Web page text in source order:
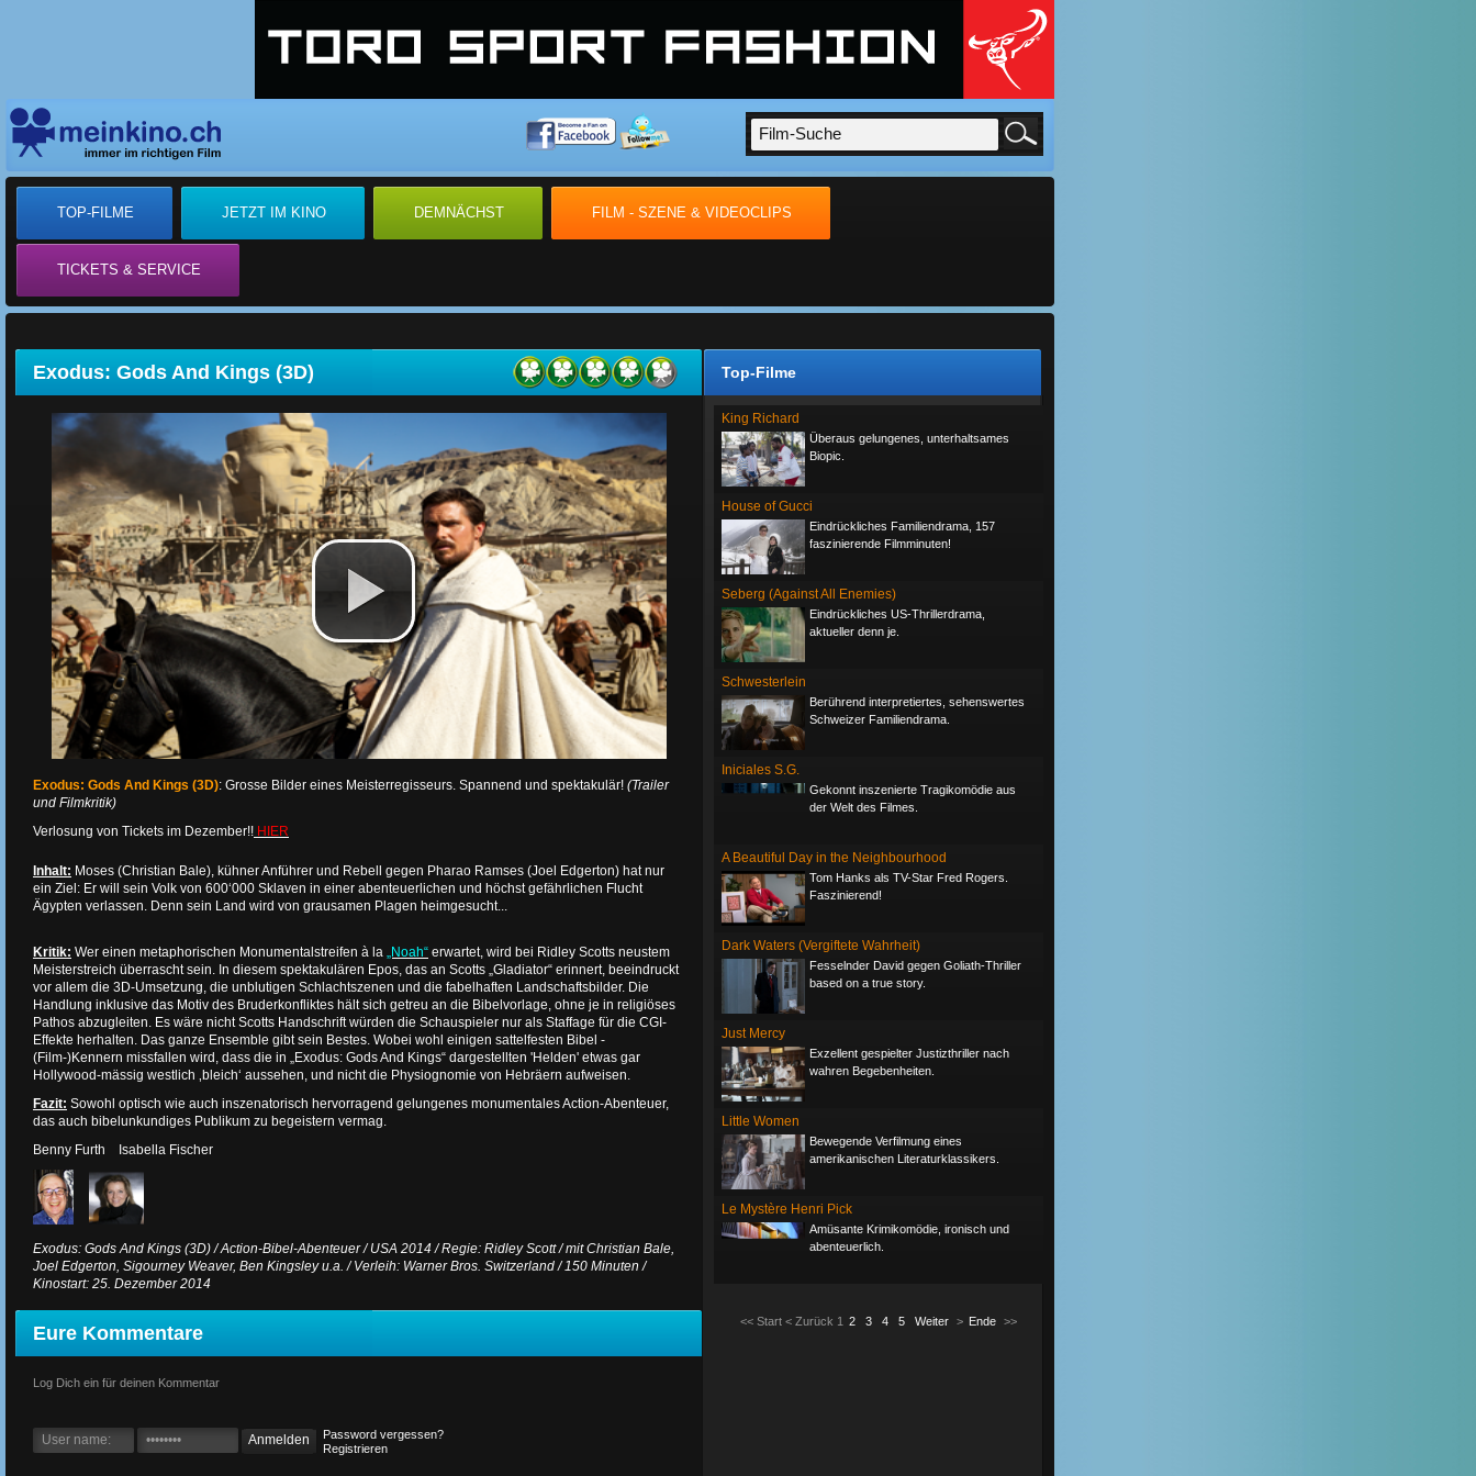
TOP-FILME JETZT IM KINO DEMNÄCHST FILM - SZENE & VIDEOCLIPS
TICKETS & SERVICE
Top-Filme
King Richard
Überaus gelungenes, unterhaltsames
Biopic.
House of Gucci
Eindrückliches Familiendrama, 157
faszinierende Filmminuten!
Seberg (Against All Enemies)
Eindrückliches US-Thrillerdrama,
aktueller denn je.
Schwesterlein
Berührend interpretiertes, sehenswertes
Schweizer Familiendrama.
Iniciales S.G.
Gekonnt inszenierte Tragikomödie aus
der Welt des Filmes.
A Beautiful Day in the Neighbourhood
Tom Hanks als TV-Star Fred Rogers.
Faszinierend!
Dark Waters (Vergiftete Wahrheit)
Fesselnder David gegen Goliath-Thriller
based on a true story.
Just Mercy
Exzellent gespielter Justizthriller nach
wahren Begebenheiten.
Little Women
Bewegende Verfilmung eines
amerikanischen Literaturklassikers.
Le Mystère Henri Pick
Amüsante Krimikomödie, ironisch und
abenteuerlich.
<< Start < Zurück 1 2 3 4 5 Weiter > Ende >>
Exodus: Gods And Kings (3D)
Exodus: Gods And Kings (3D): Grosse Bilder eines Meisterregisseurs. Spannend und spektakulär! (Trailer
und Filmkritik)
Verlosung von Tickets im Dezember!! HIER
Inhalt: Moses (Christian Bale), kühner Anführer und Rebell gegen Pharao Ramses (Joel Edgerton) hat nur
ein Ziel: Er will sein Volk von 600‘000 Sklaven in einer abenteuerlichen und höchst gefährlichen Flucht
Ägypten verlassen. Denn sein Land wird von grausamen Plagen heimgesucht...
Kritik: Wer einen metaphorischen Monumentalstreifen à la „Noah“ erwartet, wird bei Ridley Scotts neustem
Meisterstreich überrascht sein. In diesem spektakulären Epos, das an Scotts „Gladiator“ erinnert, beeindruckt
vor allem die 3D-Umsetzung, die unblutigen Schlachtszenen und die fabelhaften Landschaftsbilder. Die
Handlung inklusive das Motiv des Bruderkonfliktes hält sich getreu an die Bibelvorlage, ohne je in religiöses
Pathos abzugleiten. Es wäre nicht Scotts Handschrift würden die Schauspieler nur als Staffage für die CGI-
Effekte herhalten. Das ganze Ensemble gibt sein Bestes. Wobei wohl einigen sattelfesten Bibel -
(Film-)Kennern missfallen wird, dass die in „Exodus: Gods And Kings“ dargestellten 'Helden' etwas gar
Hollywood-mässig westlich ‚bleich‘ aussehen, und nicht die Physiognomie von Hebräern aufweisen.
Fazit: Sowohl optisch wie auch inszenatorisch hervorragend gelungenes monumentales Action-Abenteuer,
das auch bibelunkundiges Publikum zu begeistern vermag.
Benny Furth Isabella Fischer
Exodus: Gods And Kings (3D) / Action-Bibel-Abenteuer / USA 2014 / Regie: Ridley Scott / mit Christian Bale,
Joel Edgerton, Sigourney Weaver, Ben Kingsley u.a. / Verleih: Warner Bros. Switzerland / 150 Minuten /
Kinostart: 25. Dezember 2014
Eure Kommentare
Log Dich ein für deinen Kommentar
Password vergessen?
Registrieren